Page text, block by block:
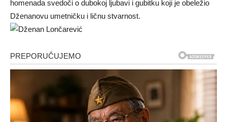
homenada svedoči o dubokoj ljubavi i gubitku koji je obeležio
Dženanovu umetničku i ličnu stvarnost.